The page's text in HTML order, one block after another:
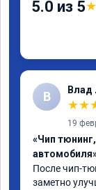
5.0 из 5★
В Влад
★★
19
«Чип
После чип-
заметно